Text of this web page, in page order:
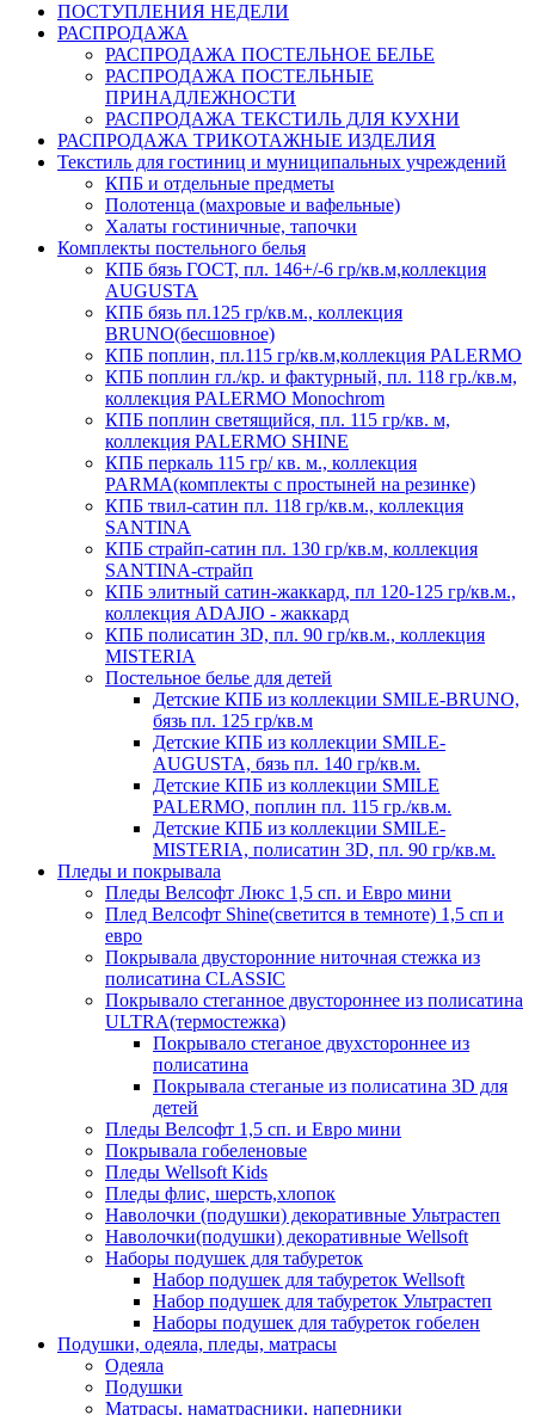
ПОСТУПЛЕНИЯ НЕДЕЛИ
РАСПРОДАЖА
РАСПРОДАЖА ПОСТЕЛЬНОЕ БЕЛЬЕ
РАСПРОДАЖА ПОСТЕЛЬНЫЕ
ПРИНАДЛЕЖНОСТИ
РАСПРОДАЖА ТЕКСТИЛЬ ДЛЯ КУХНИ
РАСПРОДАЖА ТРИКОТАЖНЫЕ ИЗДЕЛИЯ
Текстиль для гостиниц и муниципальных учреждений
КПБ и отдельные предметы
Полотенца (махровые и вафельные)
Халаты гостиничные, тапочки
Комплекты постельного белья
КПБ бязь ГОСТ, пл. 146+/-6 гр/кв.м,коллекция
AUGUSTA
КПБ бязь пл.125 гр/кв.м., коллекция
BRUNO(бесшовное)
КПБ поплин, пл.115 гр/кв.м,коллекция PALERMO
КПБ поплин гл./кр. и фактурный, пл. 118 гр./кв.м,
коллекция PALERMO Monochrom
КПБ поплин светящийся, пл. 115 гр/кв. м,
коллекция PALERMO SHINE
КПБ перкаль 115 гр/ кв. м., коллекция
PARMA(комплекты с простыней на резинке)
КПБ твил-сатин пл. 118 гр/кв.м., коллекция
SANTINA
КПБ страйп-сатин пл. 130 гр/кв.м, коллекция
SANTINA-страйп
КПБ элитный сатин-жаккард, пл 120-125 гр/кв.м.,
коллекция ADAJIO - жаккард
КПБ полисатин 3D, пл. 90 гр/кв.м., коллекция
MISTERIA
Постельное белье для детей
Детские КПБ из коллекции SMILE-BRUNO,
бязь пл. 125 гр/кв.м
Детские КПБ из коллекции SMILE-
AUGUSTA, бязь пл. 140 гр/кв.м.
Детские КПБ из коллекции SMILE
PALERMO, поплин пл. 115 гр./кв.м.
Детские КПБ из коллекции SMILE-
MISTERIA, полисатин 3D, пл. 90 гр/кв.м.
Пледы и покрывала
Пледы Велсофт Люкс 1,5 сп. и Евро мини
Плед Велсофт Shine(светится в темноте) 1,5 сп и
евро
Покрывала двусторонние ниточная стежка из
полисатина CLASSIC
Покрывало стеганное двустороннее из полисатина
ULTRA(термостежка)
Покрывало стеганое двухстороннее из
полисатина
Покрывала стеганые из полисатина 3D для
детей
Пледы Велсофт 1,5 сп. и Евро мини
Покрывала гобеленовые
Пледы Wellsoft Kids
Пледы флис, шерсть,хлопок
Наволочки (подушки) декоративные Ультрастеп
Наволочки(подушки) декоративные Wellsoft
Наборы подушек для табуреток
Набор подушек для табуреток Wellsoft
Набор подушек для табуреток Ультрастеп
Наборы подушек для табуреток гобелен
Подушки, одеяла, пледы, матрасы
Одеяла
Подушки
Матрасы, наматрасники, наперники